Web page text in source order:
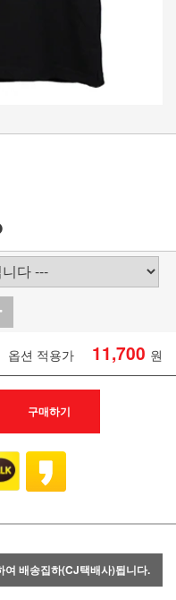
옵션 적용가 11,700 원
구매하기
여 배송집하(CJ택배사)됩니다.